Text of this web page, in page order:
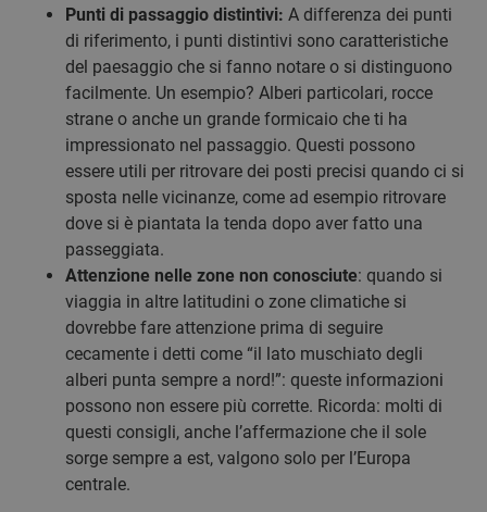
Punti di passaggio distintivi: A differenza dei punti
di riferimento, i punti distintivi sono caratteristiche
del paesaggio che si fanno notare o si distinguono
facilmente. Un esempio? Alberi particolari, rocce
strane o anche un grande formicaio che ti ha
impressionato nel passaggio. Questi possono
essere utili per ritrovare dei posti precisi quando ci si
sposta nelle vicinanze, come ad esempio ritrovare
dove si è piantata la tenda dopo aver fatto una
passeggiata.
Attenzione nelle zone non conosciute: quando si
viaggia in altre latitudini o zone climatiche si
dovrebbe fare attenzione prima di seguire
cecamente i detti come “il lato muschiato degli
alberi punta sempre a nord!”: queste informazioni
possono non essere più corrette. Ricorda: molti di
questi consigli, anche l’affermazione che il sole
sorge sempre a est, valgono solo per l’Europa
centrale.